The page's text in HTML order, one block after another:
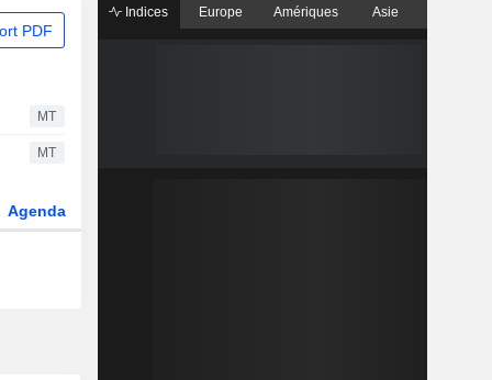
PDF
MT
MT
Agenda
Indices Europe Amériques Asie